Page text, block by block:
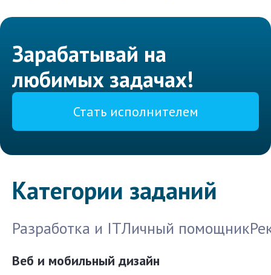
Зарабатывай на
любимых задачах!
Стать исполнителем
Категории заданий
Разработка и ITЛичный помощник
Веб и мобильный дизайн